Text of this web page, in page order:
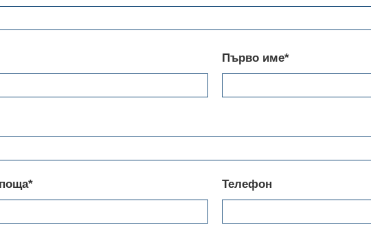
Първо име*
Телефон